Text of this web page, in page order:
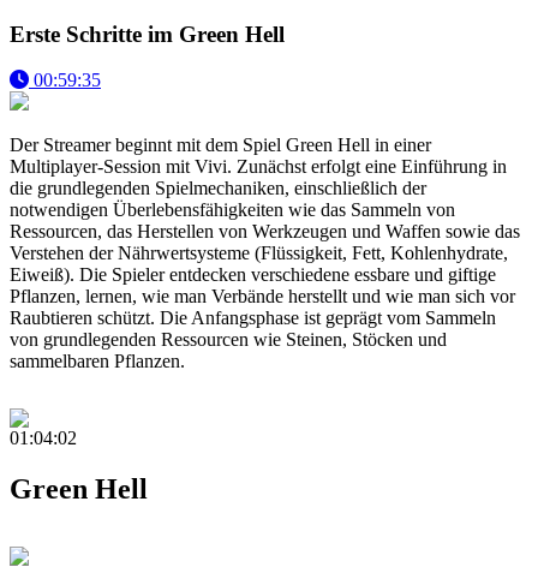
Erste Schritte im Green Hell
00:59:35
Der Streamer beginnt mit dem Spiel Green Hell in einer
Multiplayer-Session mit Vivi. Zunächst erfolgt eine Einführung in
die grundlegenden Spielmechaniken, einschließlich der
notwendigen Überlebensfähigkeiten wie das Sammeln von
Ressourcen, das Herstellen von Werkzeugen und Waffen sowie das
Verstehen der Nährwertsysteme (Flüssigkeit, Fett, Kohlenhydrate,
Eiweiß). Die Spieler entdecken verschiedene essbare und giftige
Pflanzen, lernen, wie man Verbände herstellt und wie man sich vor
Raubtieren schützt. Die Anfangsphase ist geprägt vom Sammeln
von grundlegenden Ressourcen wie Steinen, Stöcken und
sammelbaren Pflanzen.
01:04:02
Green Hell